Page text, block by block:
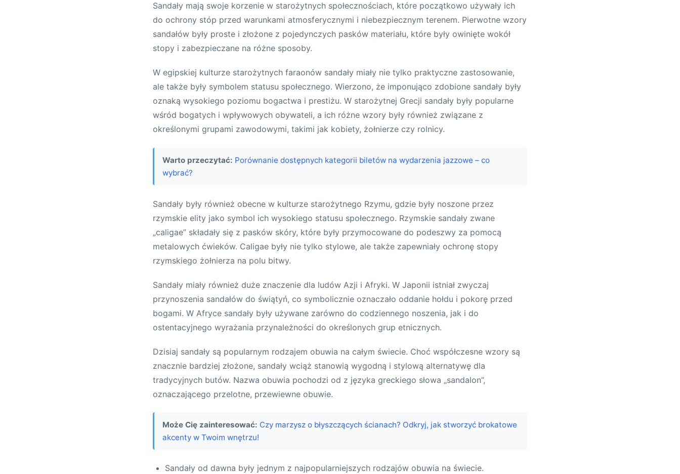
Sandały mają swoje korzenie w starożytnych społecznościach, które początkowo używały ich
do ochrony stóp przed warunkami atmosferycznymi i niebezpiecznym terenem. Pierwotne wzory
sandałów były proste i złożone z pojedynczych pasków materiału, które były owinięte wokół
stopy i zabezpieczane na różne sposoby.
W egipskiej kulturze starożytnych faraonów sandały miały nie tylko praktyczne zastosowanie,
ale także były symbolem statusu społecznego. Wierzono, że imponująco zdobione sandały były
oznaką wysokiego poziomu bogactwa i prestiżu. W starożytnej Grecji sandały były popularne
wśród bogatych i wpływowych obywateli, a ich różne wzory były również związane z
określonymi grupami zawodowymi, takimi jak kobiety, żołnierze czy rolnicy.
Warto przeczytać: Porównanie dostępnych kategorii biletów na wydarzenia jazzowe – co
wybrać?
Sandały były również obecne w kulturze starożytnego Rzymu, gdzie były noszone przez
rzymskie elity jako symbol ich wysokiego statusu społecznego. Rzymskie sandały zwane
„caligae” składały się z pasków skóry, które były przymocowane do podeszwy za pomocą
metalowych ćwieków. Caligae były nie tylko stylowe, ale także zapewniały ochronę stopy
rzymskiego żołnierza na polu bitwy.
Sandały miały również duże znaczenie dla ludów Azji i Afryki. W Japonii istniał zwyczaj
przynoszenia sandałów do świątyń, co symbolicznie oznaczało oddanie hołdu i pokorę przed
bogami. W Afryce sandały były używane zarówno do codziennego noszenia, jak i do
ostentacyjnego wyrażania przynależności do określonych grup etnicznych.
Dzisiaj sandały są popularnym rodzajem obuwia na całym świecie. Choć współczesne wzory są
znacznie bardziej złożone, sandały wciąż stanowią wygodną i stylową alternatywę dla
tradycyjnych butów. Nazwa obuwia pochodzi od z języka greckiego słowa „sandalon”,
oznaczającego przelotne, przewiewne obuwie.
Może Cię zainteresować: Czy marzysz o błyszczących ścianach? Odkryj, jak stworzyć brokatowe
akcenty w Twoim wnętrzu!
Sandały od dawna były jednym z najpopularniejszych rodzajów obuwia na świecie.